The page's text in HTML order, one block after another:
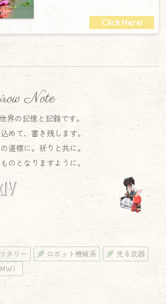
Note
界の記憶と記録です。
めて、書き残します。
道標に。祈りと共に。
のとなりますように。
タリー ロボット機械系
光る武器
）